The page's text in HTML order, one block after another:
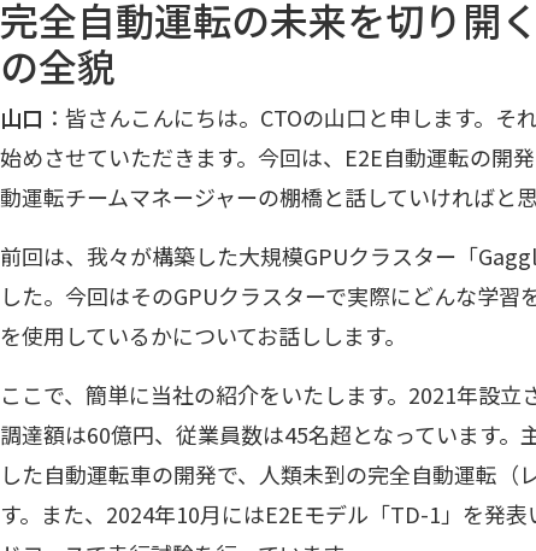
完全自動運転の未来を切り開
の全貌
山口 ：皆さんこんにちは。CTOの山口と申します。
始めさせていただきます。今回は、E2E自動運転の開
動運転チームマネージャーの棚橋と話していければと思
前回は、我々が構築した大規模GPUクラスター「
した。今回はそのGPUクラスターで実際にどんな学習
を使用しているかについてお話しします。
ここで、簡単に当社の紹介をいたします。2021年設
調達額は60億円、従業員数は45名超となっています。
した自動運転車の開発で、人類未到の完全自動運転（
す。また、2024年10月にはE2Eモデル「TD-1」を発